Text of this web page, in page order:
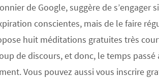
de Google, suggère de
conscientes, mais de le faire
huit méditations gratuites très
de discours, et donc, le temps
Vous pouvez aussi vous inscrire